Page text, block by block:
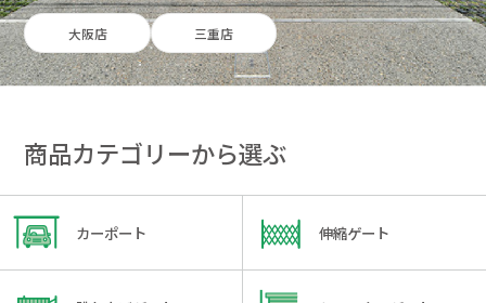
大阪店 三重店
商品カテゴリーから選ぶ
カーポート 伸縮ゲート